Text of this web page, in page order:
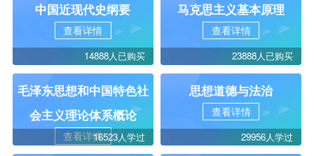
中国近现代史纲要
查看详情
14888人已购买
马克思主义基本原理
查看详情
23888人已购买
毛泽东思想和中国特色社
会主义理论体系概论
查看详情16523人学过
思想道德与法治
查看详情
29956人学过